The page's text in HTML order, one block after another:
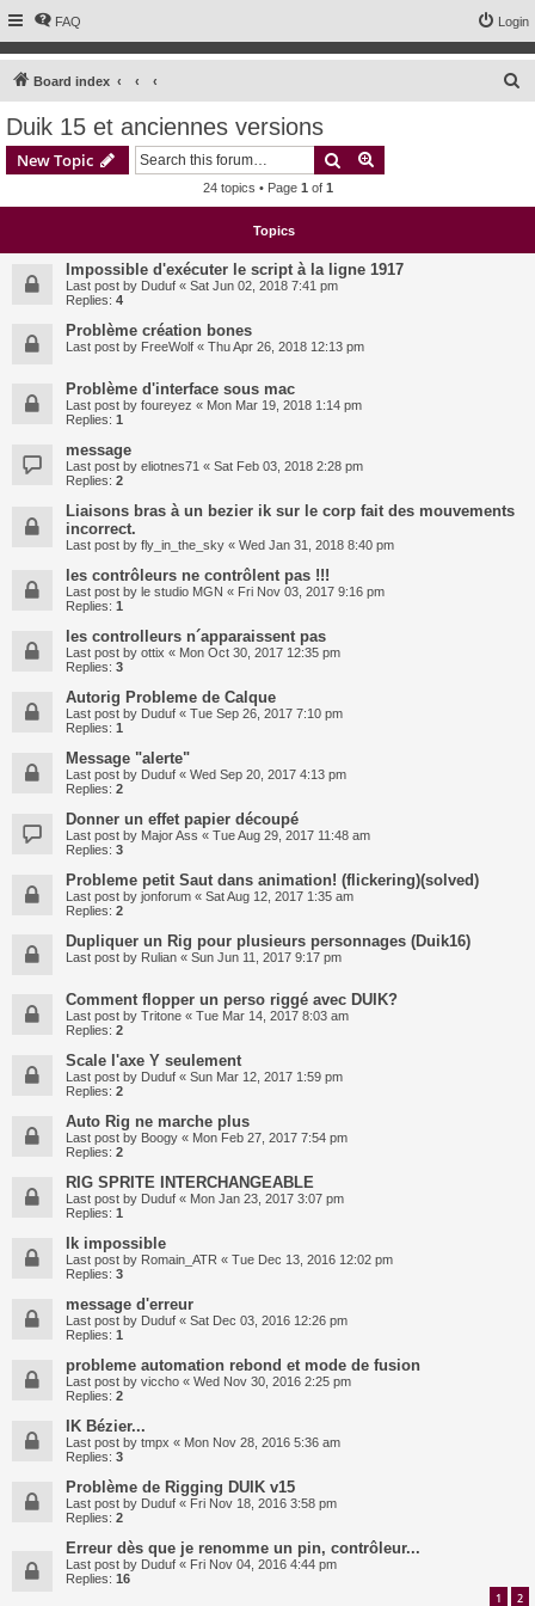
FAQ Login
Board index
Duik 15 et anciennes versions
New Topic Search
24 topics • Page 1 of 1
Topics
Impossible d'exécuter le script à la ligne 1917
Last post by Duduf « Sat Jun 02, 2018 7:41 pm
Replies: 4
Problème création bones
Last post by FreeWolf « Thu Apr 26, 2018 12:13 pm
Problème d'interface sous mac
Last post by foureyez « Mon Mar 19, 2018 1:14 pm
Replies: 1
message
Last post by eliotnes71 « Sat Feb 03, 2018 2:28 pm
Replies: 2
Liaisons bras à un bezier ik sur le corp fait des mouvements
incorrect.
Last post by fly_in_the_sky « Wed Jan 31, 2018 8:40 pm
les contrôleurs ne contrôlent pas !!!
Last post by le studio MGN « Fri Nov 03, 2017 9:16 pm
Replies: 1
les controlleurs n´apparaissent pas
Last post by ottix « Mon Oct 30, 2017 12:35 pm
Replies: 3
Autorig Probleme de Calque
Last post by Duduf « Tue Sep 26, 2017 7:10 pm
Replies: 1
Message "alerte"
Last post by Duduf « Wed Sep 20, 2017 4:13 pm
Replies: 2
Donner un effet papier découpé
Last post by Major Ass « Tue Aug 29, 2017 11:48 am
Replies: 3
Probleme petit Saut dans animation! (flickering)(solved)
Last post by jonforum « Sat Aug 12, 2017 1:35 am
Replies: 2
Dupliquer un Rig pour plusieurs personnages (Duik16)
Last post by Rulian « Sun Jun 11, 2017 9:17 pm
Comment flopper un perso riggé avec DUIK?
Last post by Tritone « Tue Mar 14, 2017 8:03 am
Replies: 2
Scale l'axe Y seulement
Last post by Duduf « Sun Mar 12, 2017 1:59 pm
Replies: 2
Auto Rig ne marche plus
Last post by Boogy « Mon Feb 27, 2017 7:54 pm
Replies: 2
RIG SPRITE INTERCHANGEABLE
Last post by Duduf « Mon Jan 23, 2017 3:07 pm
Replies: 1
Ik impossible
Last post by Romain_ATR « Tue Dec 13, 2016 12:02 pm
Replies: 3
message d'erreur
Last post by Duduf « Sat Dec 03, 2016 12:26 pm
Replies: 1
probleme automation rebond et mode de fusion
Last post by viccho « Wed Nov 30, 2016 2:25 pm
Replies: 2
IK Bézier...
Last post by tmpx « Mon Nov 28, 2016 5:36 am
Replies: 3
Problème de Rigging DUIK v15
Last post by Duduf « Fri Nov 18, 2016 3:58 pm
Replies: 2
Erreur dès que je renomme un pin, contrôleur...
Last post by Duduf « Fri Nov 04, 2016 4:44 pm
Replies: 16
1 2